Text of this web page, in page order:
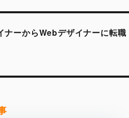
ナーからWebデザイナーに転職